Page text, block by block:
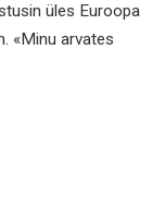
üles Euroopa
«Minu arvates